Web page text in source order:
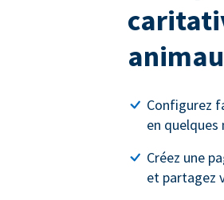
Configurez
en quelques
Créez une
et partagez